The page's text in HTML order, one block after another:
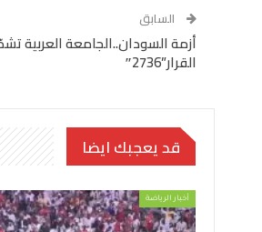
السابق
أزمة السودان..الجامعة العربية
القرار”2736″
قد يعجبك ايضا
أخبار الرياضة